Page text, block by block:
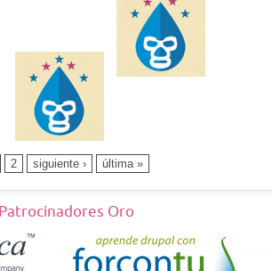
2 siguiente › última »
Patrocinadores Oro